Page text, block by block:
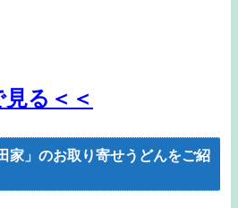
る＜＜
家」のお取り寄せうどんをご紹